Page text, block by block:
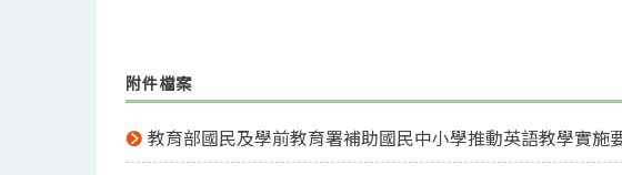
附件檔案
教育部國民及學前教育署補助國民中小學推動英語教學實施